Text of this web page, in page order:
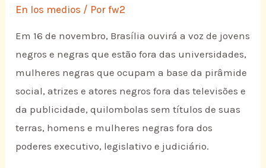
En los medios / Porfw2
Em 16 de novembro, Brasília ouvirá a voz de jovens
negros e negras que estão fora das universidades,
mulheres negras que ocupam a base da pirâmide
social, atrizes e atores negros fora das televisões e
da publicidade, quilombolas sem títulos de suas
terras, homens e mulheres negras fora dos
poderes executivo, legislativo e judiciário.